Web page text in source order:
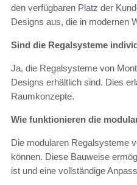
den verfügbaren Platz der
Designs aus, die in modernen
Sind die Regalsysteme
Ja, die Regalsysteme von
Designs erhältlich sind. Dies
Raumkonzepte.
Wie funktionieren die
Die modularen Regalsysteme
können. Diese Bauweise
ist und eine vollständige